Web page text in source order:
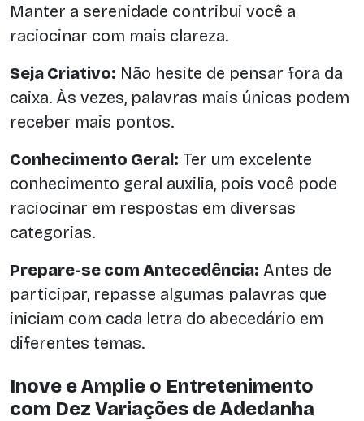
Manter a serenidade contribui você a
raciocinar com mais clareza.
Seja Criativo: Não hesite de pensar fora da
caixa. Às vezes, palavras mais únicas podem
receber mais pontos.
Conhecimento Geral: Ter um excelente
conhecimento geral auxilia, pois você pode
raciocinar em respostas em diversas
categorias.
Prepare-se com Antecedência: Antes de
participar, repasse algumas palavras que
iniciam com cada letra do abecedário em
diferentes temas.
Inove e Amplie o Entretenimento
com Dez Variações de Adedanha